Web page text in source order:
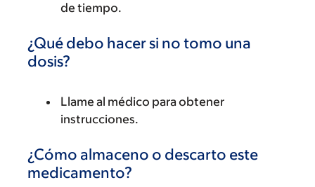
de tiempo.
¿Qué debo hacer si no tomo una
dosis?
Llame al médico para obtener
instrucciones.
¿Cómo almaceno o descarto este
medicamento?